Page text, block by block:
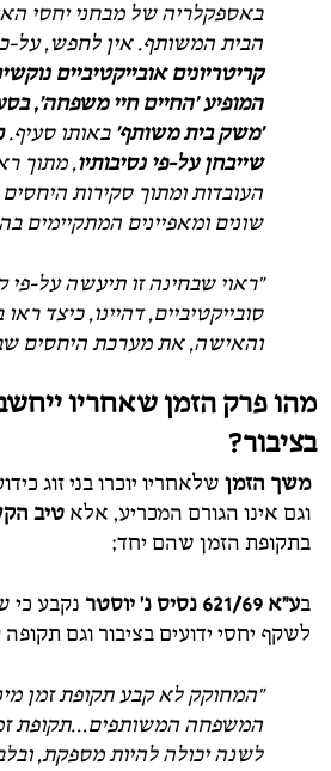
באספקלריה של מבחני יחסי
הבית המשותף. אין לחפש, על-
קריטריונים אובייקטיביים
'משק בית משותף' באותו סעיף.
שייבחן על-פי נסיבותיו, מתוך
העובדות ומתוך סקירות
שונים ומאפיינים המתקיימים
"ראוי שבחינה זו תיעשה על-פי
סובייקטיביים, דהיינו, כיצד
והאישה, את מערכת היחסים
מהו פרק הזמן שאחריו
בציבור?
משך הזמן שלאחריו יוכרו בני זוג
וגם אינו הגורם המכריע, אלא טיב
בתקופת הזמן שהם יחד;
בע"א 621/69 נסיס נ' יוסטר
נקבע כי
לשקף יחסי ידועים בציבור וגם
"המחוקק לא קבע תקופת זמן
המשפחה המשותפים…תקופת
לשנה יכולה להיות מספקת,